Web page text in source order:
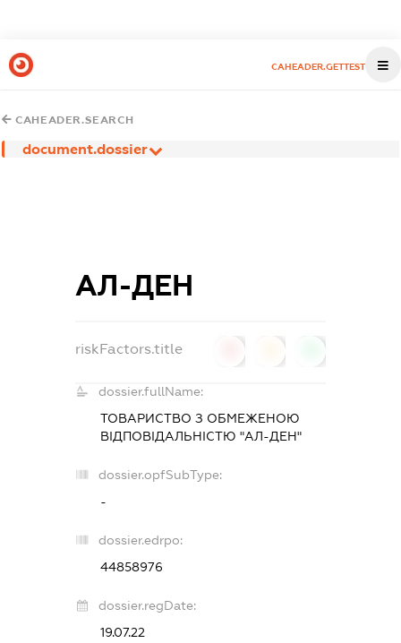
CAHEADER.GETTEST
CAHEADER.SEARCH
document.dossier
АЛ-ДЕН
riskFactors.title
dossier.fullName:
ТОВАРИСТВО З ОБМЕЖЕНОЮ
ВІДПОВІДАЛЬНІСТЮ "АЛ-ДЕН"
dossier.opfSubType:
-
dossier.edrpo:
44858976
dossier.regDate:
19.07.22